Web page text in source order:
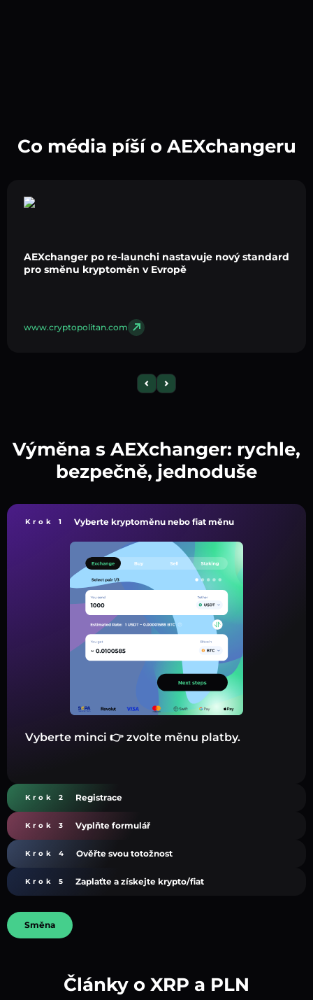
Co média píší o AEXchangeru
AEXchanger po re-launchi nastavuje nový standard
pro směnu kryptoměn v Evropě
www.cryptopolitan.com
Výměna s AEXchanger: rychle,
bezpečně, jednoduše
Krok 1 Vyberte kryptoměnu nebo fiat měnu
Vyberte minci 👉 zvolte měnu platby.
Krok 2 Registrace
Krok 3 Vyplňte formulář
Krok 4 Ověřte svou totožnost
Krok 5 Zaplaťte a získejte krypto/fiat
Směna
Články o XRP a PLN